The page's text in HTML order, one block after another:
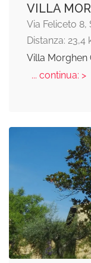
VILLA
Via Feliceto 8,
Distanza: 23,4
Villa Morghen
... continua: >